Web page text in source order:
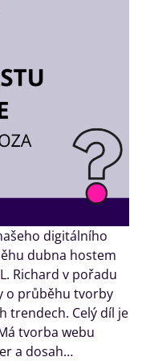
digitálního
dubna hostem
Richard v pořadu
o průběhu tvorby
trendech. Celý díl je
tvorba webu
a dosah…